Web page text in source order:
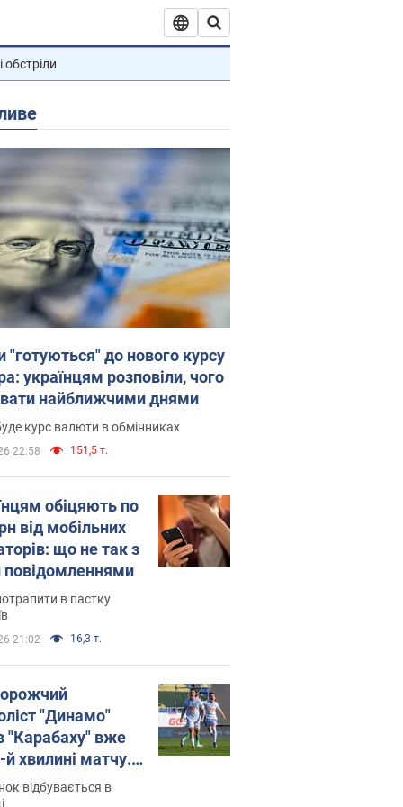
обстріли
"готуються" до нового курсу
українцям розповіли, чого
найближчими днями
курс валюти в обмінниках
22:58 151,5 т.
обіцяють по
від мобільних
що не так з
в пастку
21:02 16,3 т.
"Динамо"
"Карабаху" вже
й хвилині матчу.
відбувається в